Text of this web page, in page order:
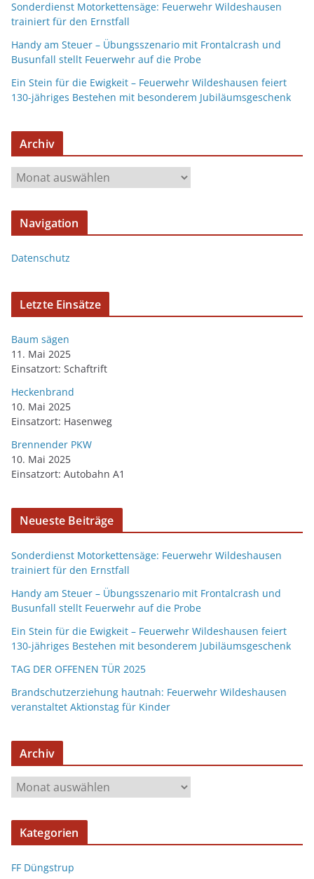
Sonderdienst Motorkettensäge: Feuerwehr Wildeshausen
trainiert für den Ernstfall
Handy am Steuer – Übungsszenario mit Frontalcrash und
Busunfall stellt Feuerwehr auf die Probe
Ein Stein für die Ewigkeit – Feuerwehr Wildeshausen feiert
130-jähriges Bestehen mit besonderem Jubiläumsgeschenk
Archiv
Navigation
Datenschutz
Letzte Einsätze
Baum sägen
11. Mai 2025
Einsatzort: Schaftrift
Heckenbrand
10. Mai 2025
Einsatzort: Hasenweg
Brennender PKW
10. Mai 2025
Einsatzort: Autobahn A1
Neueste Beiträge
Sonderdienst Motorkettensäge: Feuerwehr Wildeshausen
trainiert für den Ernstfall
Handy am Steuer – Übungsszenario mit Frontalcrash und
Busunfall stellt Feuerwehr auf die Probe
Ein Stein für die Ewigkeit – Feuerwehr Wildeshausen feiert
130-jähriges Bestehen mit besonderem Jubiläumsgeschenk
TAG DER OFFENEN TÜR 2025
Brandschutzerziehung hautnah: Feuerwehr Wildeshausen
veranstaltet Aktionstag für Kinder
Archiv
Kategorien
FF Düngstrup